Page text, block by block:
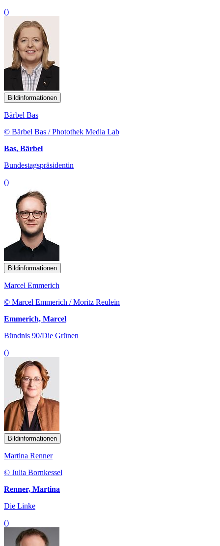
()
Bildinformationen
Bärbel Bas
© Bärbel Bas / Photothek Media Lab
Bas, Bärbel
Bundestagspräsidentin
()
Bildinformationen
Marcel Emmerich
© Marcel Emmerich / Moritz Reulein
Emmerich, Marcel
Bündnis 90/Die Grünen
()
Bildinformationen
Martina Renner
© Julia Bornkessel
Renner, Martina
Die Linke
()